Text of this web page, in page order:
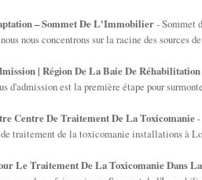
– Sommet De L'Immobilier- Sommet
nous concentrons sur la racine des sources de
| Région De La Baie De Réhabilitation
est la première étape pour
Centre De Traitement De La Toxicomanie-
traitement de la toxicomanie installations à
Le Traitement De La Toxicomanie Dans La